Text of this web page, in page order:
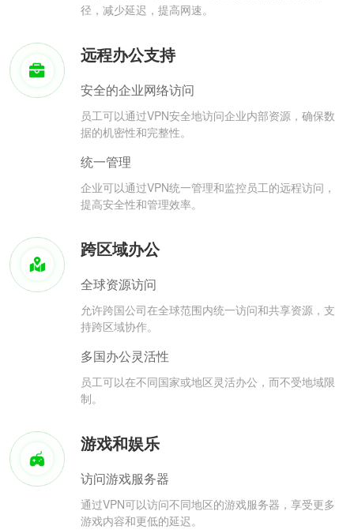
径，减少延迟，提高网速。
远程办公支持
安全的企业网络访问
员工可以通过VPN安全地访问企业内部资源，确保数
据的机密性和完整性。
统一管理
企业可以通过VPN统一管理和监控员工的远程访问，
提高安全性和管理效率。
跨区域办公
全球资源访问
允许跨国公司在全球范围内统一访问和共享资源，支
持跨区域协作。
多国办公灵活性
员工可以在不同国家或地区灵活办公，而不受地域限
制。
游戏和娱乐
访问游戏服务器
通过VPN可以访问不同地区的游戏服务器，享受更多
游戏内容和更低的延迟。